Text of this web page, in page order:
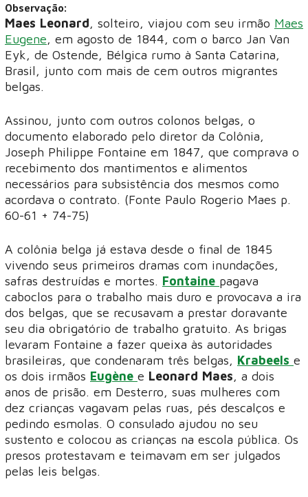
Observação:
Maes Leonard, solteiro, viajou com seu irmão Maes
Eugene, em agosto de 1844, com o barco Jan Van
Eyk, de Ostende, Bélgica rumo à Santa Catarina,
Brasil, junto com mais de cem outros migrantes
belgas.
Assinou, junto com outros colonos belgas, o
documento elaborado pelo diretor da Colônia,
Joseph Philippe Fontaine em 1847, que comprava o
recebimento dos mantimentos e alimentos
necessários para subsistência dos mesmos como
acordava o contrato. (Fonte Paulo Rogerio Maes p.
60-61 + 74-75)
A colônia belga já estava desde o final de 1845
vivendo seus primeiros dramas com inundações,
safras destruídas e mortes. Fontaine pagava
caboclos para o trabalho mais duro e provocava a ira
dos belgas, que se recusavam a prestar doravante
seu dia obrigatório de trabalho gratuito. As brigas
levaram Fontaine a fazer queixa às autoridades
brasileiras, que condenaram três belgas, Krabeels e
os dois irmãos Eugène e Leonard Maes, a dois
anos de prisão. em Desterro, suas mulheres com
dez crianças vagavam pelas ruas, pés descalços e
pedindo esmolas. O consulado ajudou no seu
sustento e colocou as crianças na escola pública. Os
presos protestavam e teimavam em ser julgados
pelas leis belgas.